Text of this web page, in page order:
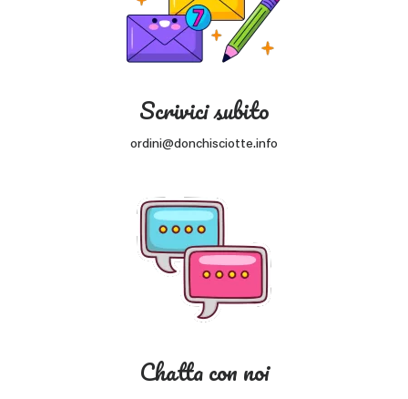
Scrivici subito
ordini@donchisciotte.info
Chatta con noi